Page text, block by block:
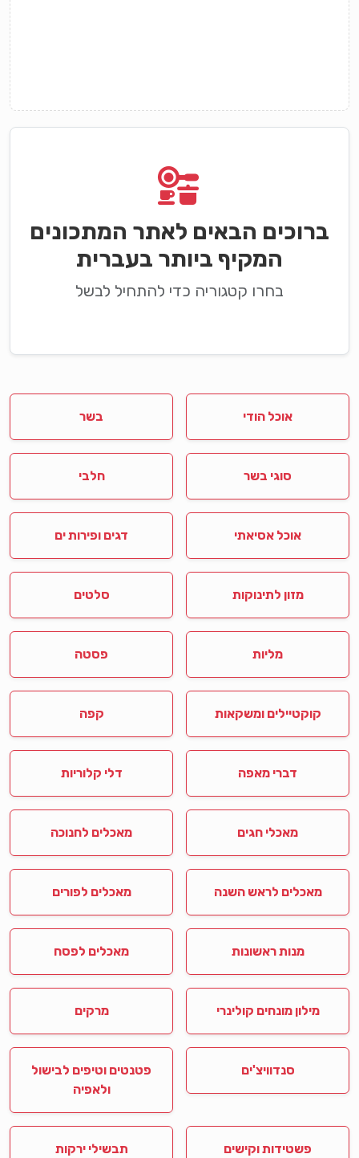
ברוכים הבאים לאתר המתכונים
המקיף ביותר בעברית
בחרו קטגוריה כדי להתחיל לבשל
אוכל הודי בשר
סוגי בשר חלבי
אוכל אסיאתי דגים ופירות ים
מזון לתינוקות סלטים
מליות פסטה
קוקטיילים ומשקאות קפה
דברי מאפה דלי קלוריות
מאכלי חגים מאכלים לחנוכה
מאכלים לראש השנה מאכלים לפורים
מנות ראשונות מאכלים לפסח
מילון מונחים קולינרי מרקים
סנדוויצ'ים
פטנטים וטיפים לבישול
ולאפיה
פשטידות וקישים תבשילי ירקות